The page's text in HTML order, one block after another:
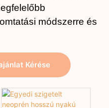
módszerre és
Kérése